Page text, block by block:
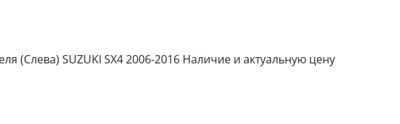
(Слева) SUZUKI SX4 2006-2016 Наличие и актуальную цену